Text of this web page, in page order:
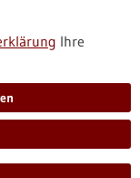
Ihre